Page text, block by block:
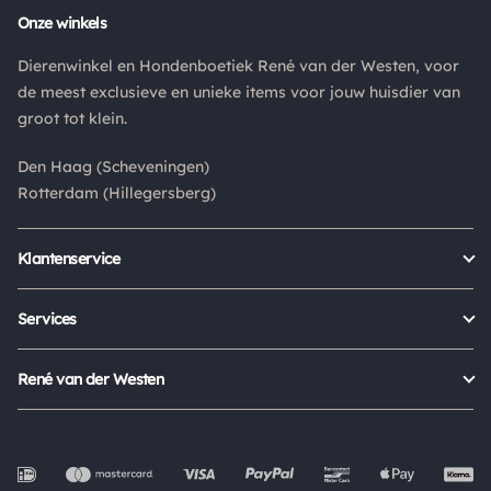
Is een product dat je besteld hebt niet naar wens? Dan kan je
het product altijd retourneren binnen 14 dagen. De
retourkosten bedragen € 6.75 en zijn voor eigen rekening.
pakketten die bij een pakketpunt worden geleverd halen wij
niet af.
Onze winkels
Dierenwinkel en Hondenboetiek René van der Westen, voor
de meest exclusieve en unieke items voor jouw huisdier van
groot tot klein.
Den Haag (Scheveningen)
Rotterdam (Hillegersberg)
Klantenservice
Retour aanmelden
Status bestelling
Mijn account
Services
Algemene voorwaarden
René van der Westen
Werken bij